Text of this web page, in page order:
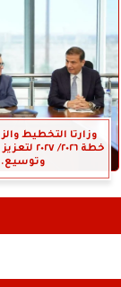
وزارتا التخطيط
خطة ٢٠٢٦/